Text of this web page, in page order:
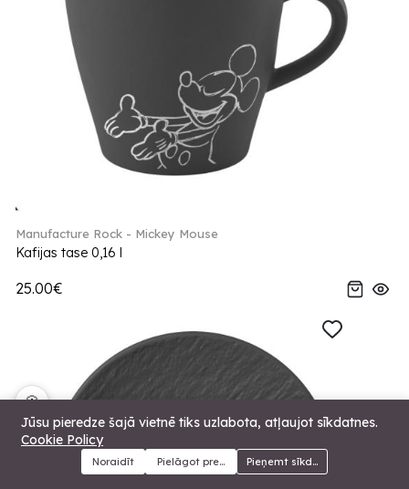
Menu Kategorijas Meklēt Grozs
Manufacture Rock - Mickey Mouse
Kafijas tase 0,16 l
25.00€
Jūsu pieredze šajā vietnē tiks uzlabota, atļaujot sīkdatnes.
Cookie Policy
Noraidīt Pielāgot preferencesPieņemt sīkdatnes
🍪